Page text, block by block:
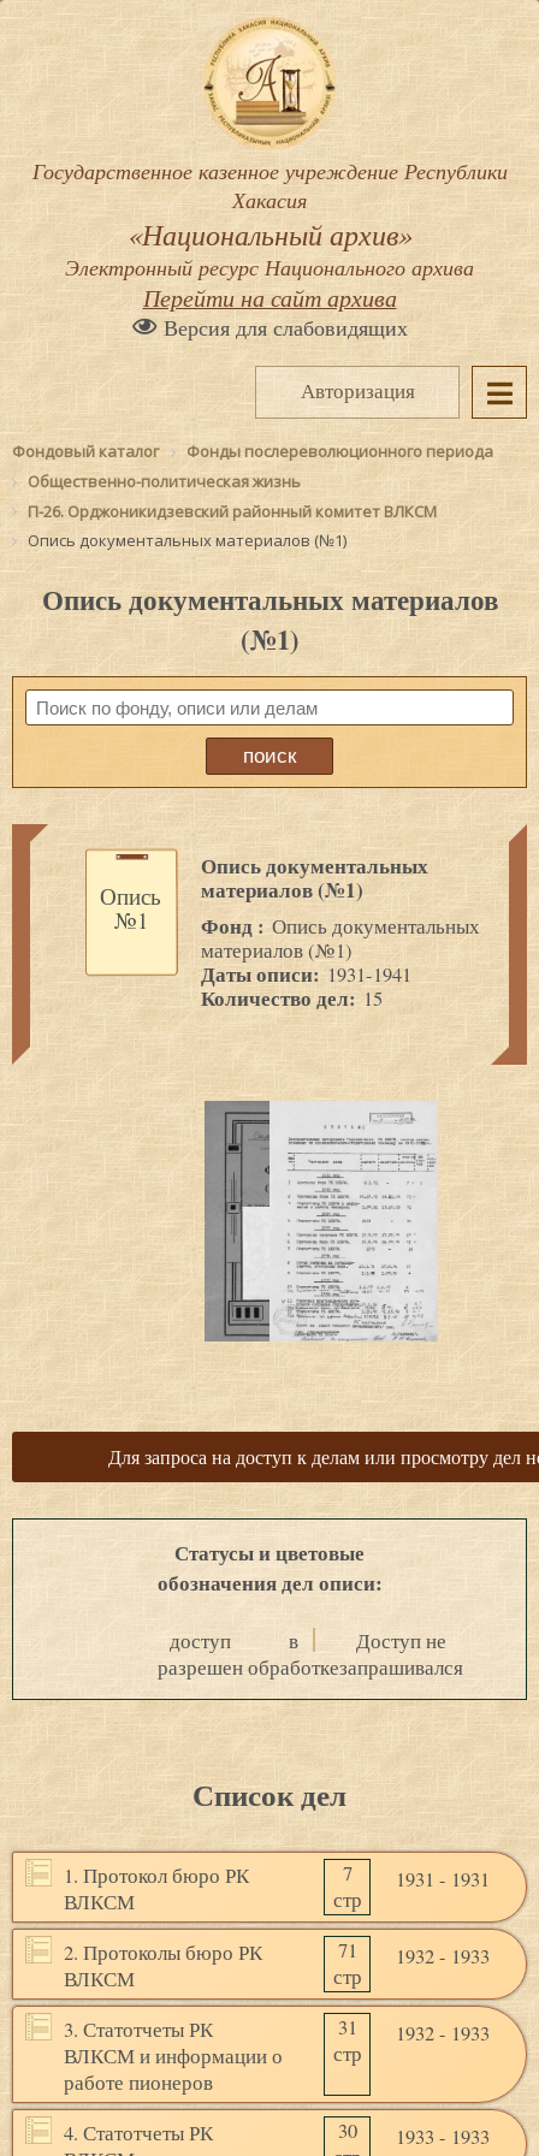
Государственное казенное учреждение Республики
Хакасия
«Национальный архив»
Электронный ресурс Национального архива
Перейти на сайт архива
Версия для слабовидящих
Авторизация
Фондовый каталог
Фонды послереволюционного периода
Общественно-политическая жизнь
П-26. Орджоникидзевский районный комитет ВЛКСМ
Опись документальных материалов (№1)
Опись документальных материалов
(№1)
Опись
№1
Опись документальных
материалов (№1)
Фонд : Опись документальных
материалов (№1)
Даты описи: 1931-1941
Количество дел: 15
Для запроса на доступ к делам или просмотру дел
Статусы и цветовые
обозначения дел описи:
доступ
разрешен
в
обработке
Доступ не
запрашивался
Список дел
1. Протокол бюро РК
ВЛКСМ
7
стр
1931 - 1931
2. Протоколы бюро РК
ВЛКСМ
71
стр
1932 - 1933
3. Статотчеты РК
ВЛКСМ и информации о
работе пионеров
31
стр
1932 - 1933
4. Статотчеты РК
30
1933 - 1933